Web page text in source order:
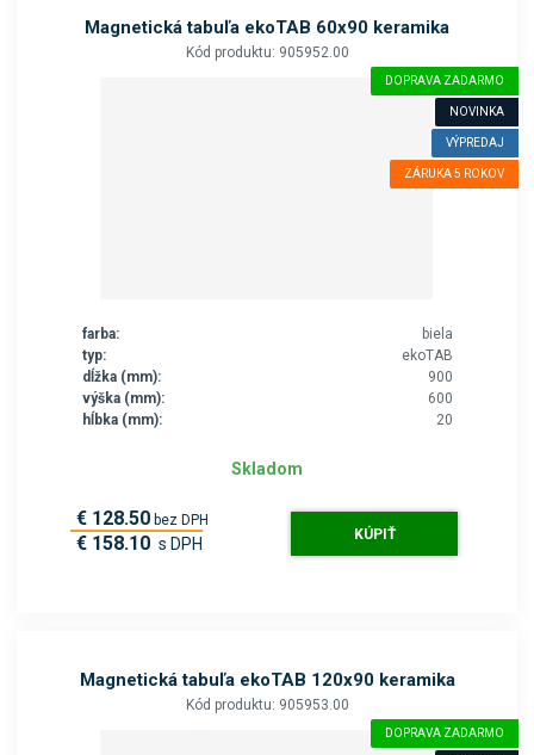
Magnetická tabuľa ekoTAB 60x90 keramika
Kód produktu: 905952.00
DOPRAVA ZADARMO
NOVINKA
VÝPREDAJ
ZÁRUKA 5 ROKOV
farba:
biela
typ:
ekoTAB
dĺžka (mm):
900
výška (mm):
600
hĺbka (mm):
20
Skladom
€ 128.50 bez DPH
€ 158.10 s DPH KÚPIŤ
Magnetická tabuľa ekoTAB 120x90 keramika
Kód produktu: 905953.00
DOPRAVA ZADARMO